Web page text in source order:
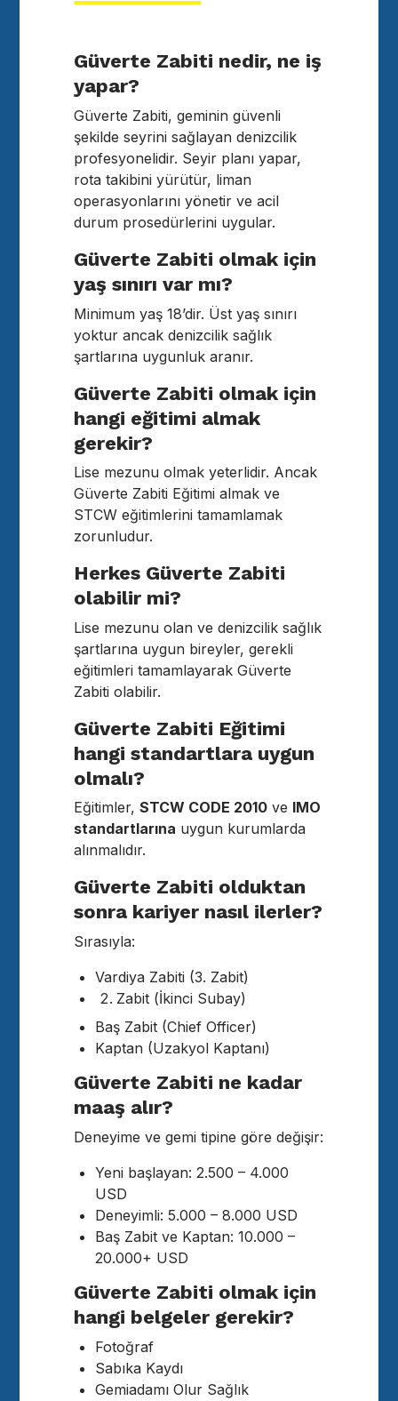
Güverte Zabiti nedir, ne iş
yapar?
Güverte Zabiti, geminin güvenli
şekilde seyrini sağlayan denizcilik
profesyonelidir. Seyir planı yapar,
rota takibini yürütür, liman
operasyonlarını yönetir ve acil
durum prosedürlerini uygular.
Güverte Zabiti olmak için
yaş sınırı var mı?
Minimum yaş 18’dir. Üst yaş sınırı
yoktur ancak denizcilik sağlık
şartlarına uygunluk aranır.
Güverte Zabiti olmak için
hangi eğitimi almak
gerekir?
Lise mezunu olmak yeterlidir. Ancak
Güverte Zabiti Eğitimi almak ve
STCW eğitimlerini tamamlamak
zorunludur.
Herkes Güverte Zabiti
olabilir mi?
Lise mezunu olan ve denizcilik sağlık
şartlarına uygun bireyler, gerekli
eğitimleri tamamlayarak Güverte
Zabiti olabilir.
Güverte Zabiti Eğitimi
hangi standartlara uygun
olmalı?
Eğitimler,STCW CODE 2010 ve IMO
standartlarına uygun kurumlarda
alınmalıdır.
Güverte Zabiti olduktan
sonra kariyer nasıl ilerler?
Sırasıyla:
Vardiya Zabiti (3. Zabit)
Zabit (İkinci Subay)
Baş Zabit (Chief Officer)
Kaptan (Uzakyol Kaptanı)
Güverte Zabiti ne kadar
maaş alır?
Deneyime ve gemi tipine göre değişir:
Yeni başlayan: 2.500 – 4.000
USD
Deneyimli: 5.000 – 8.000 USD
Baş Zabit ve Kaptan: 10.000 –
20.000+ USD
Güverte Zabiti olmak için
hangi belgeler gerekir?
Fotoğraf
Sabıka Kaydı
Gemiadamı Olur Sağlık